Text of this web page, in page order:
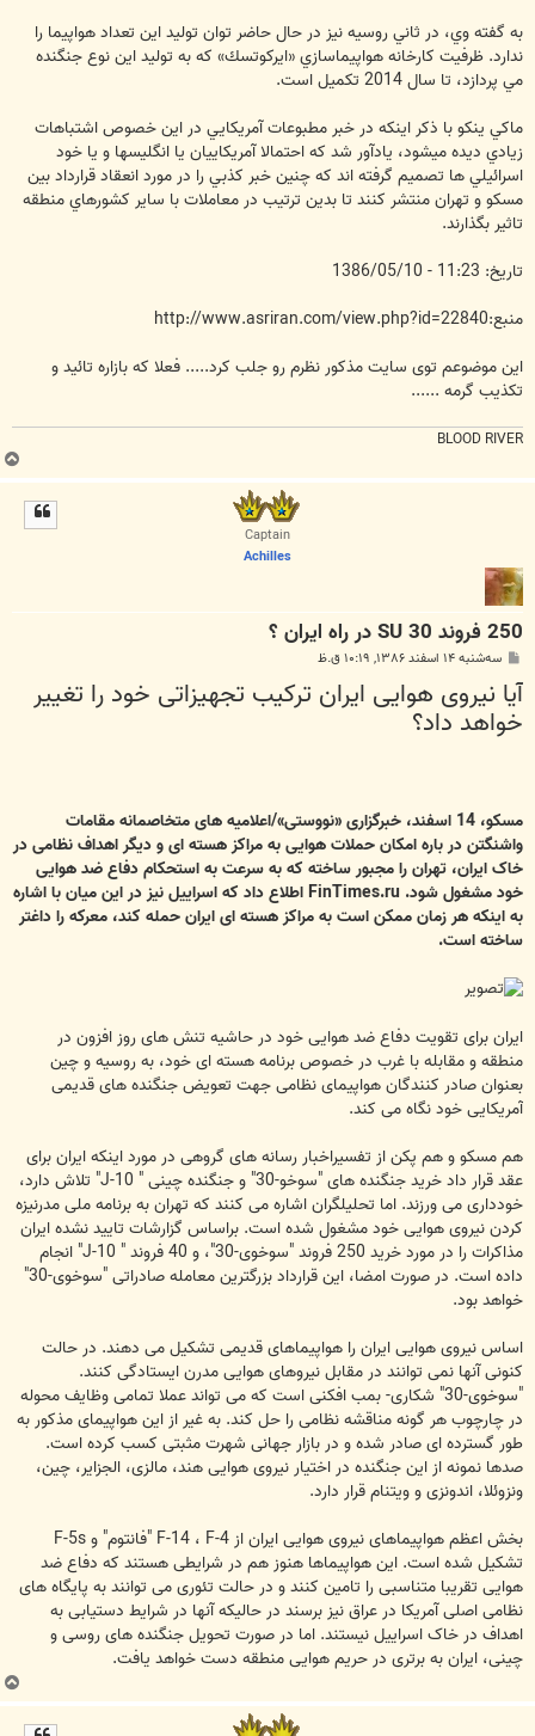
به گفته وي، در ثاني روسيه نيز در حال حاضر توان توليد اين تعداد هواپيما را
ندارد. ظرفيت كارخانه هواپيماسازي «ايركوتسك» كه به توليد اين نوع جنگنده
مي پردازد، تا سال 2014 تكميل است.
ماكي ينكو با ذكر اينكه در خبر مطبوعات آمريكايي در اين خصوص اشتباهات
زيادي ديده ميشود، يادآور شد كه احتمالا آمريكاييان يا انگليسها و يا خود
اسرائيلي ها تصميم گرفته اند كه چنين خبر كذبي را در مورد انعقاد قرارداد بين
مسكو و تهران منتشر كنند تا بدين ترتيب در معاملات با ساير كشورهاي منطقه
تاثير بگذارند.
تاريخ: 11:23 - 1386/05/10
منبع:http://www.asriran.com/view.php?id=22840
این موضوعم توی سایت مذکور نظرم رو جلب کرد..... فعلا که بازاره تائید و
تکذیب گرمه ......
BLOOD RIVER
Captain
Achilles
250 فروند SU 30 در راه ايران ؟
ت
سه‌شنبه ۱۴ اسفند ۱۳۸۶, ۱۰:۱۹ ق.ظ
آیا نیروی هوایی ایران ترکیب تجهیزاتی خود را تغییر
خواهد داد؟
مسکو، 14 اسفند، خبرگزاری «نووستی»/اعلامیه های متخاصمانه مقامات
واشنگتن در باره امکان حملات هوایی به مراکز هسته ای و دیگر اهداف نظامی در
خاک ایران، تهران را مجبور ساخته که به سرعت به استحکام دفاع ضد هوایی
خود مشغول شود. FinTimes.ru اطلاع داد که اسراییل نیز در این میان با اشاره
به اینکه هر زمان ممکن است به مراکز هسته ای ایران حمله کند، معرکه را داغتر
ساخته است.
ایران برای تقویت دفاع ضد هوایی خود در حاشیه تنش های روز افزون در
منطقه و مقابله با غرب در خصوص برنامه هسته ای خود، به روسیه و چین
بعنوان صادر کنندگان هواپیمای نظامی جهت تعویض جنگنده های قدیمی
آمریکایی خود نگاه می کند.
هم مسکو و هم پکن از تفسیراخبار رسانه های گروهی در مورد اینکه ایران برای
عقد قرار داد خرید جنگنده های "سوخو-30" و جنگنده چینی " J-10" تلاش دارد،
خودداری می ورزند. اما تحلیلگران اشاره می کنند که تهران به برنامه ملی مدرنیزه
کردن نیروی هوایی خود مشغول شده است. براساس گزارشات تایید نشده ایران
مذاکرات را در مورد خرید 250 فروند "سوخوی-30"، و 40 فروند " J-10" انجام
داده است. در صورت امضا، این قرارداد بزرگترین معامله صادراتی "سوخوی-30"
خواهد بود.
اساس نیروی هوایی ایران را هواپیماهای قدیمی تشکیل می دهند. در حالت
کنونی آنها نمی توانند در مقابل نیروهای هوایی مدرن ایستادگی کنند.
"سوخوی-30" شکاری- بمب افکنی است که می تواند عملا تمامی وظایف محوله
در چارچوب هر گونه مناقشه نظامی را حل کند. به غیر از این هواپیمای مذکور به
طور گسترده ای صادر شده و در بازار جهانی شهرت مثبتی کسب کرده است.
صدها نمونه از این جنگنده در اختیار نیروی هوایی هند، مالزی، الجزایر، چین،
ونزوئلا، اندونزی و ویتنام قرار دارد.
بخش اعظم هواپیماهای نیروی هوایی ایران از F-14 ، F-4 "فانتوم" و F-5s
تشکیل شده است. این هواپیماها هنوز هم در شرایطی هستند که دفاع ضد
هوایی تقریبا متناسبی را تامین کنند و در حالت تئوری می توانند به پایگاه های
نظامی اصلی آمریکا در عراق نیز برسند در حالیکه آنها در شرایط دستیابی به
اهداف در خاک اسراییل نیستند. اما در صورت تحویل جنگنده های روسی و
چینی، ایران به برتری در حریم هوایی منطقه دست خواهد یافت.